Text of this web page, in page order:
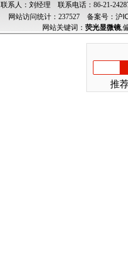
联系人：刘经理 联系电话：86-21-
网站访问统计：237527 备案号：沪
网站关键词： 荧光显微镜,
推